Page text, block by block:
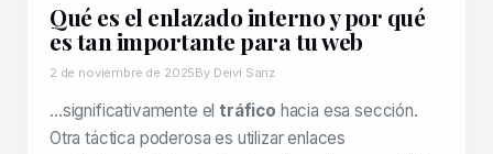
Qué es el enlazado interno y por qué
es tan importante para tu web
2 de noviembre de 2025By Deivi Sanz
…significativamente el tráfico hacia esa sección.
Otra táctica poderosa es utilizar enlaces